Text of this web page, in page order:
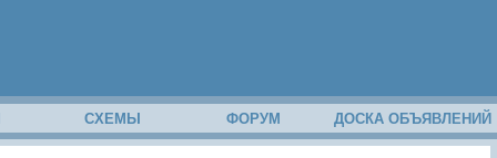
СХЕМЫ ФОРУМ ДОСКА ОБЪЯВЛЕНИЙ